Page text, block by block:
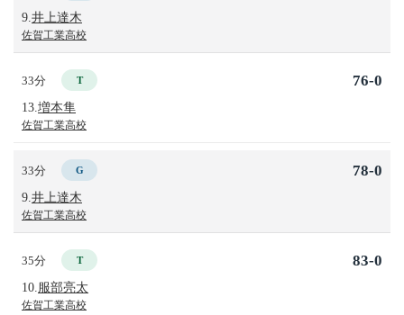
9. 井上達木
佐賀工業高校
33分 T
13. 増本隼
佐賀工業高校
76-0
33分 G
9. 井上達木
佐賀工業高校
78-0
35分 T
10. 服部亮太
佐賀工業高校
83-0